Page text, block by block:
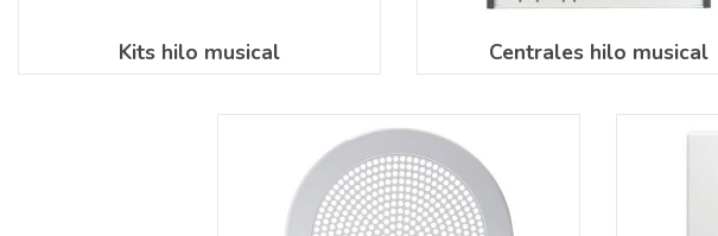
Kits hilo musical Centrales hilo musical